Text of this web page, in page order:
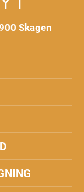
Skagen